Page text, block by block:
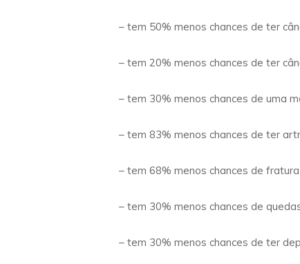
– tem 50% menos chances de ter
– tem 20% menos chances de ter
– tem 30% menos chances de uma
– tem 83% menos chances de ter
– tem 68% menos chances de
– tem 30% menos chances de
– tem 30% menos chances de ter